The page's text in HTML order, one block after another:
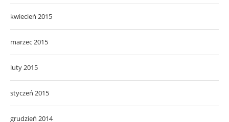
kwiecień 2015
marzec 2015
luty 2015
styczeń 2015
grudzień 2014